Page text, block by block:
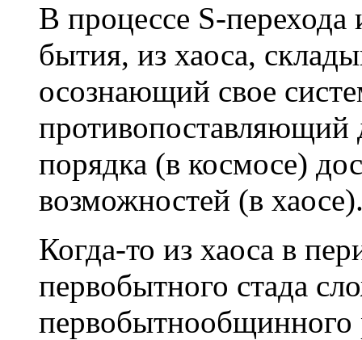
В процессе S-
бытия, из хаоса,
осознающий свое
противопоставляющий
порядка (в космосе)
возможностей (в
Когда-то из хаоса в
первобытного стада
первобытнообщинного